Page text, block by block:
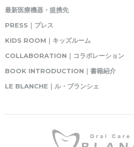
最新医療機器・提携先
PRESS｜プレス
KIDS ROOM｜キッズルーム
COLLABORATION｜コラボレーション
BOOK INTRODUCTION｜書籍紹介
LE BLANCHE｜ル・ブランシェ